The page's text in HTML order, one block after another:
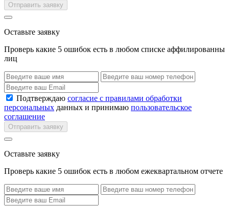
Отправить заявку
Оставьте заявку
Проверь какие 5 ошибок есть в любом списке аффилированны
лиц
Подтверждаю согласие с правилами обработки
персональных данных и принимаю пользовательское
соглашение
Отправить заявку
Оставьте заявку
Проверь какие 5 ошибок есть в любом ежеквартальном отчете